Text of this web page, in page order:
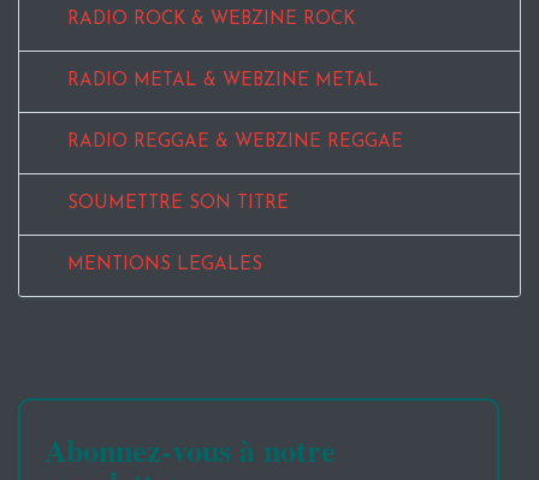
RADIO ROCK & WEBZINE ROCK
RADIO METAL & WEBZINE METAL
RADIO REGGAE & WEBZINE REGGAE
SOUMETTRE SON TITRE
MENTIONS LEGALES
Abonnez-vous à notre